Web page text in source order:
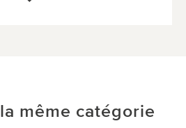
même catégorie